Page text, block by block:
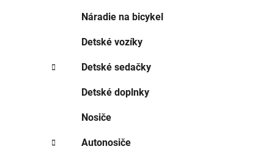
Náradie na bicykel
Detské vozíky
Detské sedačky
Detské doplnky
Nosiče
Autonosiče